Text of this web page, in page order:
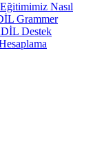
Nasıl
Grammer
Destek